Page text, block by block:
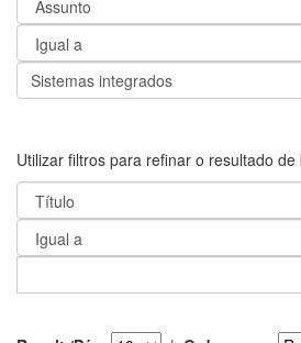
Utilizar filtros para refinar o resultado de